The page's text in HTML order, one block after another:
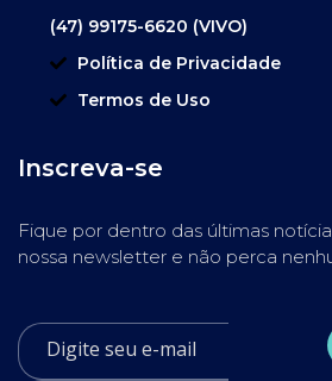
(47) 99175-6620 (VIVO)
Política de Privacidade
Termos de Uso
Inscreva-se
Fique por dentro das últimas
nossa newsletter e não perca